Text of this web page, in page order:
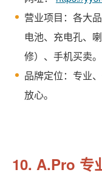
营业项目：各大
电池、充电孔、
修）、手机买卖。
品牌定位：专业
放心。
10. A.Pro 专